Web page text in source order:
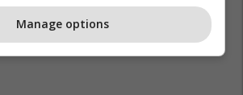
Manage options